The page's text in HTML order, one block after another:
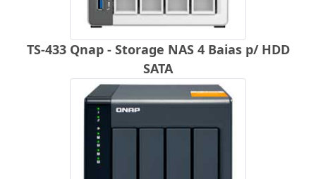
TS-433 Qnap - Storage NAS 4 Baias p/ HDD
SATA